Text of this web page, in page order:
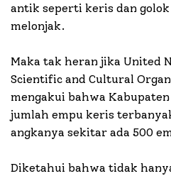
antik seperti keris dan
melonjak.
Maka tak heran jika United
Scientific and Cultural
mengakui bahwa
jumlah empu keris
angkanya sekitar ada 500
Diketahui bahwa tidak